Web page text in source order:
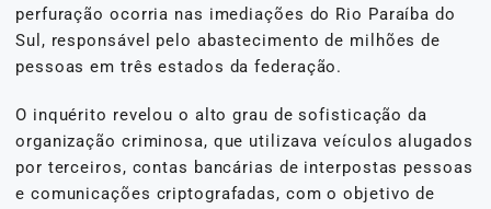
perfuração ocorria nas imediações do Rio Paraíba do
Sul, responsável pelo abastecimento de milhões de
pessoas em três estados da federação.
O inquérito revelou o alto grau de sofisticação da
organização criminosa, que utilizava veículos alugados
por terceiros, contas bancárias de interpostas pessoas
e comunicações criptografadas, com o objetivo de